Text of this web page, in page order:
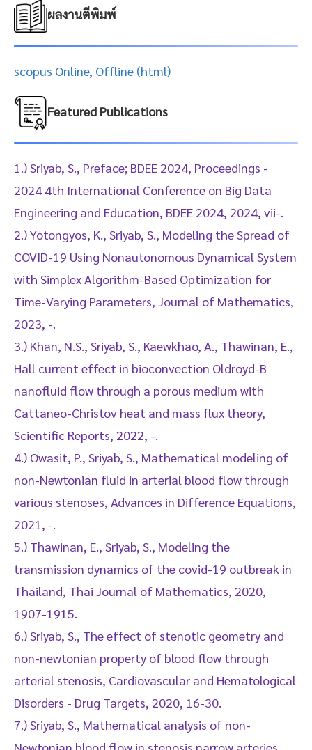
ผลงานตีพิมพ์
scopus Online, Offline (html)
Featured Publications
1.) Sriyab, S., Preface; BDEE 2024, Proceedings -
2024 4th International Conference on Big Data
Engineering and Education, BDEE 2024, 2024, vii-.
2.) Yotongyos, K., Sriyab, S., Modeling the Spread of
COVID-19 Using Nonautonomous Dynamical System
with Simplex Algorithm-Based Optimization for
Time-Varying Parameters, Journal of Mathematics,
2023, -.
3.) Khan, N.S., Sriyab, S., Kaewkhao, A., Thawinan, E.,
Hall current effect in bioconvection Oldroyd-B
nanofluid flow through a porous medium with
Cattaneo-Christov heat and mass flux theory,
Scientific Reports, 2022, -.
4.) Owasit, P., Sriyab, S., Mathematical modeling of
non-Newtonian fluid in arterial blood flow through
various stenoses, Advances in Difference Equations,
2021, -.
5.) Thawinan, E., Sriyab, S., Modeling the
transmission dynamics of the covid-19 outbreak in
Thailand, Thai Journal of Mathematics, 2020,
1907-1915.
6.) Sriyab, S., The effect of stenotic geometry and
non-newtonian property of blood flow through
arterial stenosis, Cardiovascular and Hematological
Disorders - Drug Targets, 2020, 16-30.
7.) Sriyab, S., Mathematical analysis of non-
Newtonian blood flow in stenosis narrow arteries,